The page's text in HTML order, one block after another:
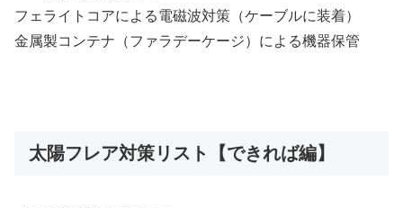
フェライトコアによる電磁波対策（ケーブルに装着）
金属製コンテナ（ファラデーケージ）による機器保管
太陽フレア対策リスト【できれば編】